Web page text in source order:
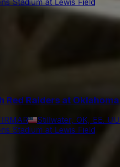
Red Raiders at
Stillwater, OK, EE.
Stadium at Lewis Field